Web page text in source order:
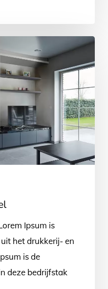
Ipsum is
het drukkerij- en
is de
deze bedrijfstak